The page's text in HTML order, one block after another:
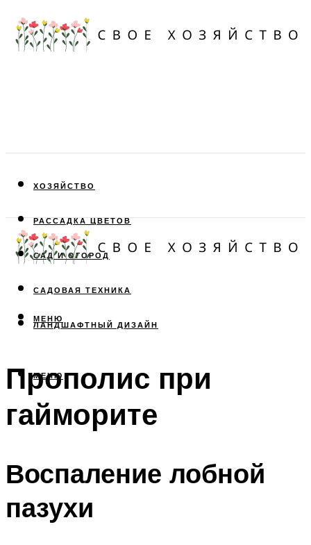
ХОЗЯЙСТВО
РАССАДКА ЦВЕТОВ
САД И ОГОРОД
САДОВАЯ ТЕХНИКА
ЛАНДШАФТНЫЙ ДИЗАЙН
МЕНЮ
МЕНЮ
Прополис при
гайморите
Воспаление лобной
пазухи